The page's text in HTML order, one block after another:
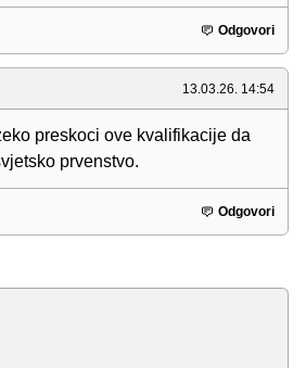
Odgovori
13.03.26. 14:54
preskoci ove kvalifikacije da
prvenstvo.
Odgovori